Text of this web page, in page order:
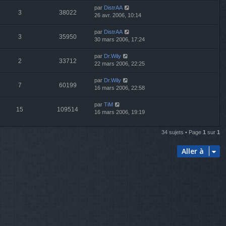
3 38022
par DistrAA
26 avr. 2006, 10:14
3 35950
par DistrAA
30 mars 2006, 17:24
2 33712
par Dr.Wily
22 mars 2006, 22:25
7 60199
par Dr.Wily
16 mars 2006, 22:58
15 109514
par TiM
16 mars 2006, 19:19
34 sujets • Page 1 sur 1
Aller à